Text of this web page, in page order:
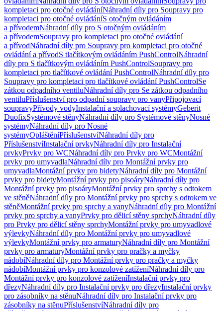
kompletaci pro otočné ovládáníNáhradní díly pro Soupravy pro
kompletaci pro otočné ovládáníS otočným ovládáním
a přívodemNáhradní díly pro S otočným ovládáním
a přívodemSoupravy pro kompletaci pro otočné ovládání
a přívodNáhradní díly pro Soupravy pro kompletaci pro otočné
ovládání a přívodS tlačítkovým ovládáním PushControlNáhradní
díly pro S tlačítkovým ovládáním PushControlSoupravy pro
kompletaci pro tlačítkové ovládání PushControlNáhradní díly pro
Soupravy pro kompletaci pro tlačítkové ovládání PushControlSe
zátkou odpadního ventiluNáhradní díly pro Se zátkou odpadního
ventiluPříslušenství pro odpadní soupravy pro vanyPřipojovací
soupravyPřívody vodyInstalační a splachovací systémyGeberit
DuofixSystémové stěnyNáhradní díly pro Systémové stěnyNosné
systémyNáhradní díly pro Nosné
systémyOpláštěníPříslušenstvíNáhradní díly pro
PříslušenstvíInstalační prvkyNáhradní díly pro Instalační
prvkyPrvky pro WCNáhradní díly pro Prvky pro WCMontážní
prvky pro umyvadlaNáhradní díly pro Montážní prvky pro
umyvadlaMontážní prvky pro bidetyNáhradní díly pro Montážní
prvky pro bidetyMontážní prvky pro pisoáryNáhradní díly pro
Montážní prvky pro pisoáryMontážní prvky pro sprchy s odtokem
ve stěněNáhradní díly pro Montážní prvky pro sprchy s odtokem ve
stěněMontážní prvky pro sprchy a vanyNáhradní díly pro Montážní
prvky pro sprchy a vanyPrvky pro dělicí stěny sprchyNáhradní díly
pro Prvky pro dělicí stěny sprchyMontážní prvky pro umyvadlové
výlevkyNáhradní díly pro Montážní prvky pro umyvadlové
výlevkyMontážní prvky pro armaturyNáhradní díly pro Montážní
prvky pro armaturyMontážní prvky pro pračky a myčky
nádobíNáhradní díly pro Montážní prvky pro pračky a myčky
nádobíMontážní prvky pro konzolové zatíženíNáhradní díly pro
Montážní prvky pro konzolové zatíženíInstalační prvky pro
dřezyNáhradní díly pro Instalační prvky pro dřezyInstalační prvky
pro zásobníky na stěnuNáhradní díly pro Instalační prvky pro
zásobníky na stěnuPříslušenstvíNáhradní díly pro